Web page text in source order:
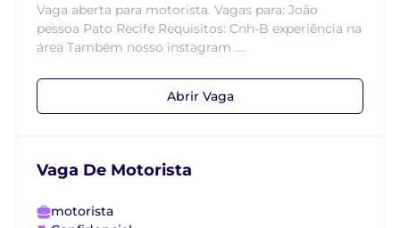
Vaga aberta para motorista. Vagas para: João
pessoa Pato Recife Requisitos: Cnh-B experiência na
área Também nosso instagram ....
Abrir Vaga
Vaga De Motorista
motorista